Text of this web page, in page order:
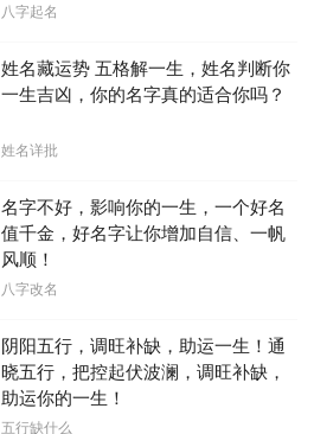
八字起名
姓名藏运势 五格解一生，姓名判断你
一生吉凶，你的名字真的适合你吗？
姓名详批
名字不好，影响你的一生，一个好名
值千金，好名字让你增加自信、一帆
风顺！
八字改名
阴阳五行，调旺补缺，助运一生！通
晓五行，把控起伏波澜，调旺补缺，
助运你的一生！
五行缺什么